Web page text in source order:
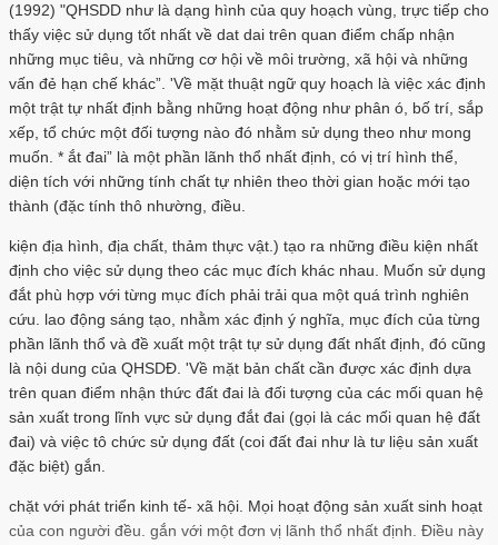
(1992) "QHSDD như là dạng hình của quy hoạch vùng, trực tiếp cho
thấy việc sử dụng tốt nhất về dat dai trên quan điểm chấp nhận
những mục tiêu, và những cơ hội về môi trường, xã hội và những
vấn đẻ hạn chế khác”. 'Về mặt thuật ngữ quy hoạch là việc xác định
một trật tự nhất định bằng những hoạt động như phân ó, bố trí, sắp
xếp, tổ chức một đối tượng nào đó nhằm sử dụng theo như mong
muốn. * ắt đai” là một phần lãnh thổ nhất định, có vị trí hình thể,
diện tích với những tính chất tự nhiên theo thời gian hoặc mới tạo
thành (đặc tính thô nhường, điều.
kiện địa hình, địa chất, thảm thực vật.) tạo ra những điều kiện nhất
định cho việc sử dụng theo các mục đích khác nhau. Muốn sử dụng
đắt phù hợp với từng mục đích phải trải qua một quá trình nghiên
cứu. lao động sáng tạo, nhằm xác định ý nghĩa, mục đích của từng
phần lãnh thổ và đề xuất một trật tự sử dụng đất nhất định, đó cũng
là nội dung của QHSDĐ. 'Về mặt bản chất cần được xác định dựa
trên quan điểm nhận thức đất đai là đối tượng của các mối quan hệ
sản xuất trong lĩnh vực sử dụng đắt đai (gọi là các mối quan hệ đất
đai) và việc tô chức sử dụng đất (coi đất đai như là tư liệu sản xuất
đặc biệt) gắn.
chặt với phát triển kinh tế- xã hội. Mọi hoạt động sản xuất sinh hoạt
của con người đều. gắn với một đơn vị lãnh thổ nhất định. Điều này